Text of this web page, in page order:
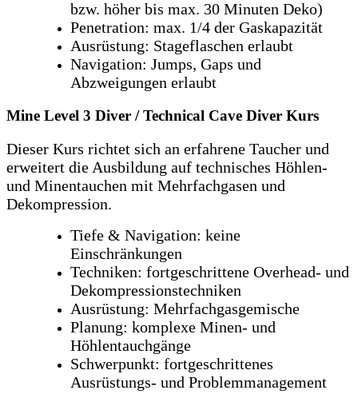
bzw. höher bis max. 30 Minuten Deko)
Penetration: max. 1/4 der Gaskapazität
Ausrüstung: Stageflaschen erlaubt
Navigation: Jumps, Gaps und
Abzweigungen erlaubt
Mine Level 3 Diver / Technical Cave Diver Kurs
Dieser Kurs richtet sich an erfahrene Taucher und
erweitert die Ausbildung auf technisches Höhlen-
und Minentauchen mit Mehrfachgasen und
Dekompression.
Tiefe & Navigation: keine
Einschränkungen
Techniken: fortgeschrittene Overhead- und
Dekompressionstechniken
Ausrüstung: Mehrfachgasgemische
Planung: komplexe Minen- und
Höhlentauchgänge
Schwerpunkt: fortgeschrittenes
Ausrüstungs- und Problemmanagement